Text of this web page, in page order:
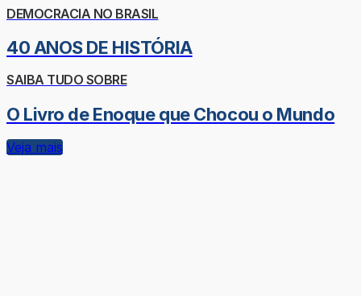
DEMOCRACIA NO BRASIL
40 ANOS DE HISTÓRIA
SAIBA TUDO SOBRE
O Livro de Enoque que Chocou o Mundo
Veja mais